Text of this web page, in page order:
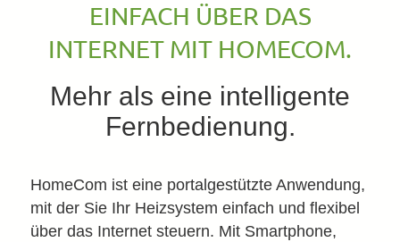
EINFACH ÜBER DAS
INTERNET MIT HOMECOM.
Mehr als eine intelligente
Fernbedienung.
HomeCom ist eine portalgestützte Anwendung,
mit der Sie Ihr Heizsystem einfach und flexibel
über das Internet steuern. Mit Smartphone,